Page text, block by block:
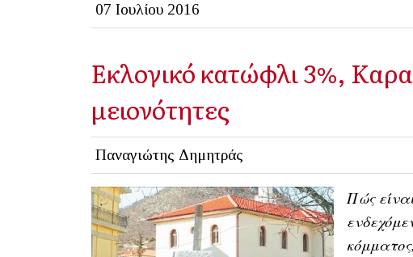
07 Ιουλίου 2016
Εκλογικό κατώφλι 3%,
μειονότητες
Παναγιώτης Δημητράς
Πώς